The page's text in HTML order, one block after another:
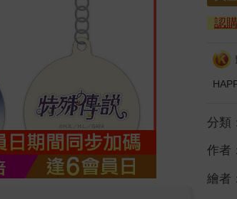
認
分類
作者
繪者